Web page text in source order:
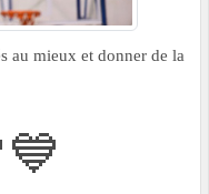
au mieux et donner de la